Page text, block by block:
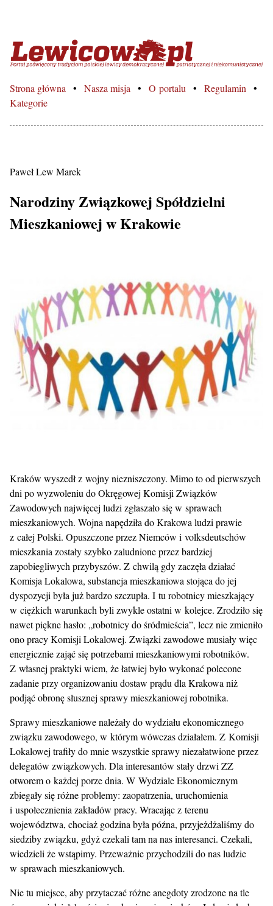
Lewicowo.pl – Portal
Strona główna Nasza misja O portalu
Regulamin
Kategorie
Paweł Lew Marek
Narodziny Związkowej Spółdzielni
Mieszkaniowej w Krakowie
Kraków wyszedł z wojny niezniszczony. Mimo to od pierwszych
dni po wyzwoleniu do Okręgowej Komisji Związków
Zawodowych najwięcej ludzi zgłaszało się w sprawach
mieszkaniowych. Wojna napędziła do Krakowa ludzi prawie
z całej Polski. Opuszczone przez Niemców i volksdeutschów
mieszkania zostały szybko zaludnione przez bardziej
zapobiegliwych przybyszów. Z chwilą gdy zaczęła działać
Komisja Lokalowa, substancja mieszkaniowa stojąca do jej
dyspozycji była już bardzo szczupła. I tu robotnicy mieszkający
w ciężkich warunkach byli zwykle ostatni w kolejce. Zrodziło się
nawet piękne hasło: „robotnicy do śródmieścia”, lecz nie zmieniło
ono pracy Komisji Lokalowej. Związki zawodowe musiały więc
energicznie zająć się potrzebami mieszkaniowymi robotników.
Z własnej praktyki wiem, że łatwiej było wykonać polecone
zadanie przy organizowaniu dostaw prądu dla Krakowa niż
podjąć obronę słusznej sprawy mieszkaniowej robotnika.
Sprawy mieszkaniowe należały do wydziału ekonomicznego
związku zawodowego, w którym wówczas działałem. Z Komisji
Lokalowej trafiły do mnie wszystkie sprawy niezałatwione przez
delegatów związkowych. Dla interesantów stały drzwi ZZ
otworem o każdej porze dnia. W Wydziale Ekonomicznym
zbiegały się różne problemy: zaopatrzenia, uruchomienia
i uspołecznienia zakładów pracy. Wracając z terenu
województwa, chociaż godzina była późna, przyjeżdżaliśmy do
siedziby związku, gdyż czekali tam na nas interesanci. Czekali,
wiedzieli że wstąpimy. Przeważnie przychodzili do nas ludzie
w sprawach mieszkaniowych.
Nie tu miejsce, aby przytaczać różne anegdoty zrodzone na tle